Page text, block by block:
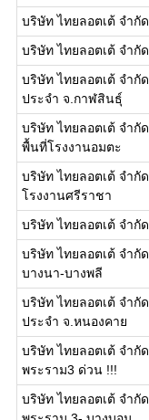
บริษัท ไทยลอตเต้ จำกัด
บริษัท ไทยลอตเต้ จำกัด
บริษัท ไทยลอตเต้ จำกัด
ประจำ จ.กาฬสินธุ์
บริษัท ไทยลอตเต้ จำกัด
พื้นที่โรงงานอมตะ
บริษัท ไทยลอตเต้ จำกัด
โรงงานศรีราชา
บริษัท ไทยลอตเต้ จำกัด
บริษัท ไทยลอตเต้ จำกัด
บางนา-บางพลี
บริษัท ไทยลอตเต้ จำกัด
ประจำ จ.หนองคาย
บริษัท ไทยลอตเต้ จำกัด
พระราม3 ด่วน !!!
บริษัท ไทยลอตเต้ จำกัด